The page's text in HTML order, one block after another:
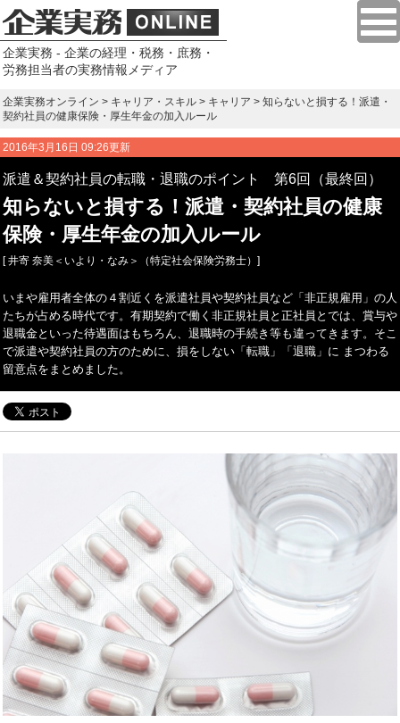
企業実務 - 企業の経理・税務・庶務・
労務担当者の実務情報メディア
企業実務オンライン > キャリア・スキル > キャリア > 知らないと損する！派遣・
契約社員の健康保険・厚生年金の加入ルール
2016年3月16日 09:26更新
派遣＆契約社員の転職・退職のポイント 第6回（最終回）
知らないと損する！派遣・契約社員の健康
保険・厚生年金の加入ルール
[ 井寄 奈美＜いより・なみ＞（特定社会保険労務士）]
いまや雇用者全体の４割近くを派遣社員や契約社員など「非正規雇用」の人
たちが占める時代です。有期契約で働く非正規社員と正社員とでは、賞与や
退職金といった待遇面はもちろん、退職時の手続き等も違ってきます。そこ
で派遣や契約社員の方のために、損をしない「転職」「退職」に まつわる
留意点をまとめました。